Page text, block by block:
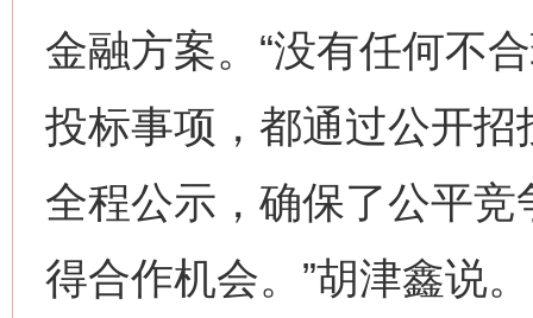
金融方案。“没有任何不
投标事项，都通过公开
全程公示，确保了公平
得合作机会。”胡津鑫说。